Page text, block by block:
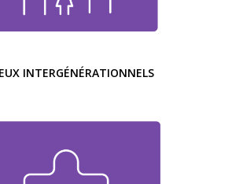
INTERGÉNÉRATIONNELS